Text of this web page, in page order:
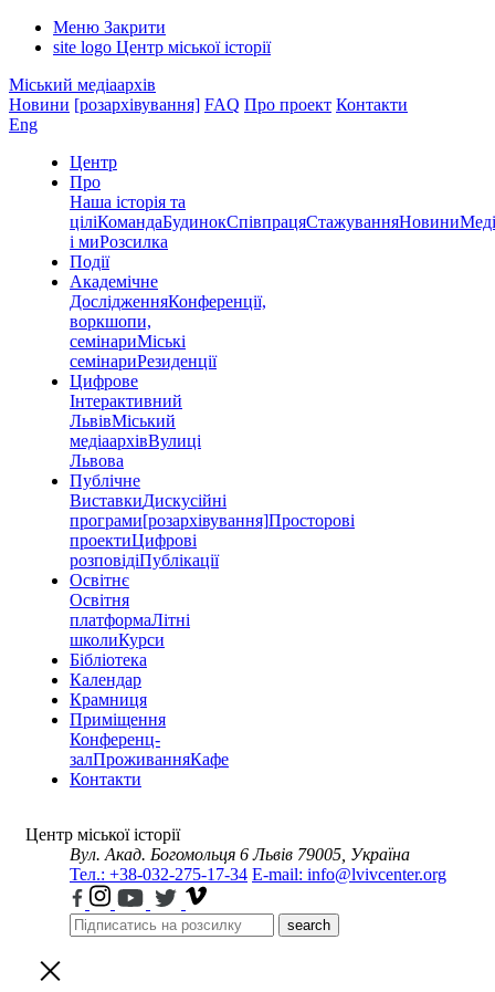
Меню Закрити
site logo Центр міської історії
Міський медіаархів
Новини [розархівування] FAQ Про проект Контакти
Eng
Центр
Про
Наша історія та
ціліКомандаБудинокСпівпрацяСтажуванняНовини
і миРозсилка
Події
Академічне
ДослідженняКонференції,
воркшопи,
семінариМіські
семінариРезиденції
Цифрове
Інтерактивний
ЛьвівМіський
медіаархівВулиці
Львова
Публічне
ВиставкиДискусійні
програми[розархівування]Просторові
проектиЦифрові
розповідіПублікації
Освітнє
Освітня
платформаЛітні
школиКурси
Бібліотека
Календар
Крамниця
Приміщення
Конференц-
залПроживанняКафе
Контакти
Центр міської історії
Вул. Акад. Богомольця 6 Львів 79005, Україна
Тел.: +38-032-275-17-34 E-mail: info@lvivcenter.org
search